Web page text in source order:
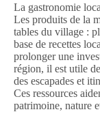
La gastronomie
Les produits de la
tables du village :
base de recettes
prolonger une
région, il est utile
des escapades et
Ces ressources
patrimoine, nature